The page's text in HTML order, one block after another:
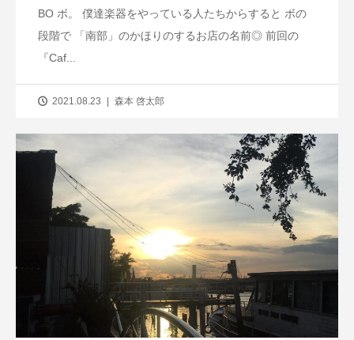
BO ボ。 僕達楽器をやっている人たちからすると ボの
段階で 「南部」のかほりのするお店の名前◎ 前回の
『Caf...
2021.08.23 森本 啓太郎